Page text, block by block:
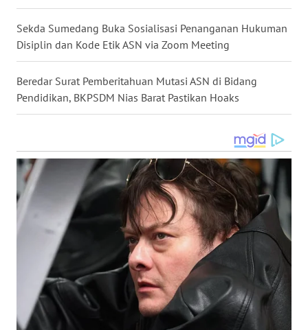
Sekda Sumedang Buka Sosialisasi Penanganan Hukuman
Disiplin dan Kode Etik ASN via Zoom Meeting
Beredar Surat Pemberitahuan Mutasi ASN di Bidang
Pendidikan, BKPSDM Nias Barat Pastikan Hoaks
WN
DANAU
TOBA
NIAS
LANGKAT
TAPANULI
WN
TANJUNG
LESUNG
WN